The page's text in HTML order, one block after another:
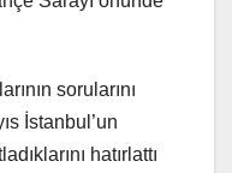
sorularını
İstanbul’un
hatırlattı